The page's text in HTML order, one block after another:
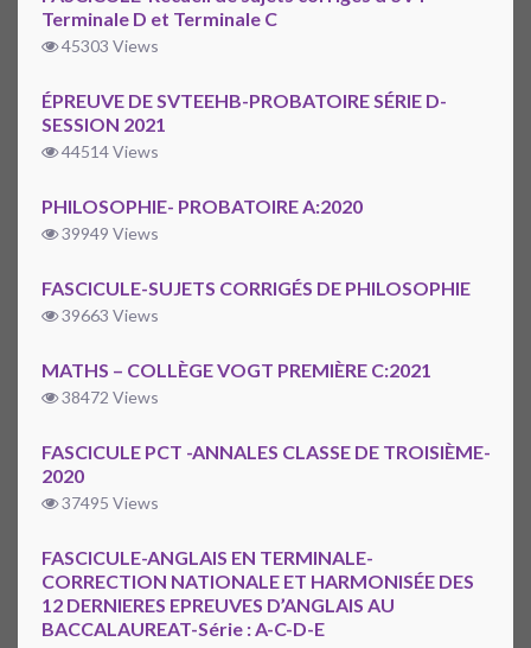
Terminale D et Terminale C
45303 Views
ÉPREUVE DE SVTEEHB-PROBATOIRE SÉRIE D-
SESSION 2021
44514 Views
PHILOSOPHIE- PROBATOIRE A:2020
39949 Views
FASCICULE-SUJETS CORRIGÉS DE PHILOSOPHIE
39663 Views
MATHS – COLLÈGE VOGT PREMIÈRE C:2021
38472 Views
FASCICULE PCT -ANNALES CLASSE DE TROISIÈME-
2020
37495 Views
FASCICULE-ANGLAIS EN TERMINALE-
CORRECTION NATIONALE ET HARMONISÉE DES
12 DERNIERES EPREUVES D’ANGLAIS AU
BACCALAUREAT-Série : A-C-D-E